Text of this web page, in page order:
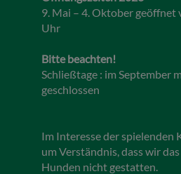
9. Mai – 4. Oktober geöffnet
Uhr
Bitte beachten!
Schließtage : im September
geschlossen
Im Interesse der spielenden
um Verständnis, dass wir
Hunden nicht gestatten.